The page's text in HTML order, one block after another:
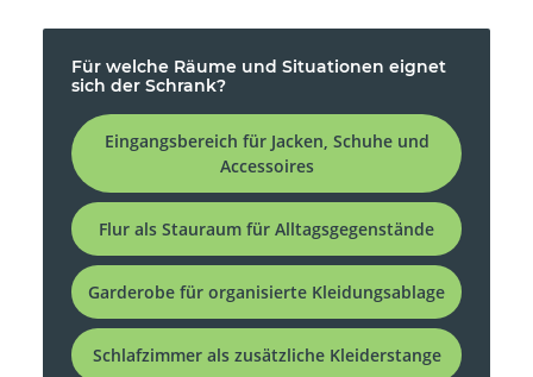
Für welche Räume und Situationen eignet
sich der Schrank?
Eingangsbereich für Jacken, Schuhe und
Accessoires
Flur als Stauraum für Alltagsgegenstände
Garderobe für organisierte Kleidungsablage
Schlafzimmer als zusätzliche Kleiderstange